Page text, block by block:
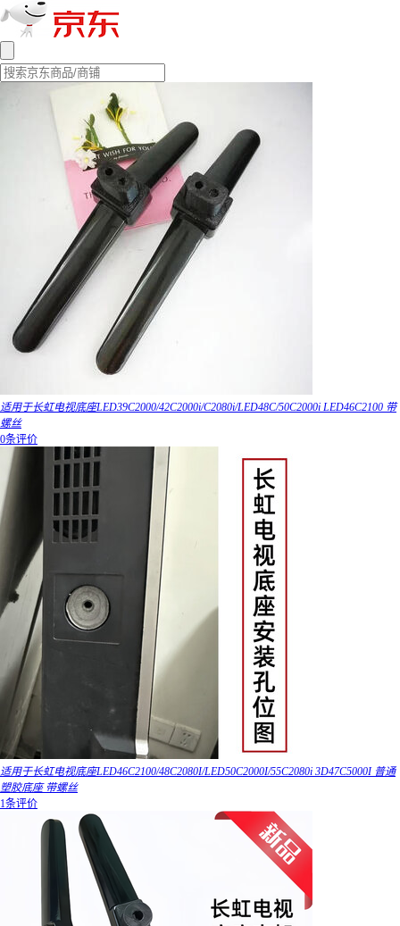
适用于长虹电视底座LED39C2000/42C2000i/C2080i/LED48C/50C2000i LED46C2100 带
螺丝
0条评价
适用于长虹电视底座LED46C2100/48C2080I/LED50C2000I/55C2080i 3D47C5000I 普通
塑胶底座 带螺丝
1条评价